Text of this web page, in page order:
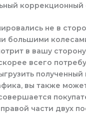
коррекционный
не в
большими
в вашу
всего
полученный
вы также
части двух